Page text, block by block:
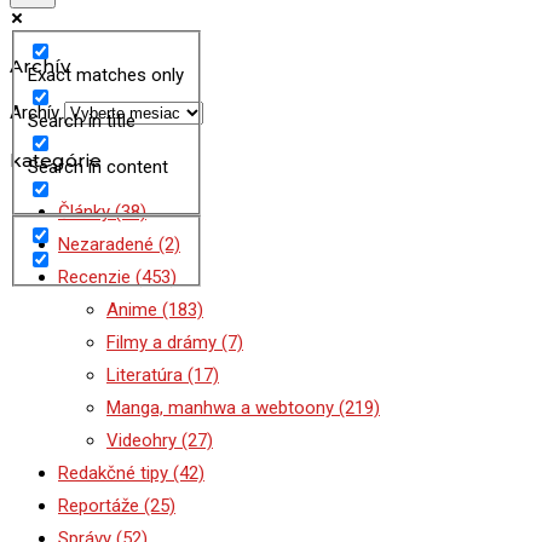
Exact matches only
Search in title
Search in content
Archív
Archív
kategórie
Články(38)
Nezaradené (2)
Recenzie (453)
Anime (183)
Filmy a drámy (7)
Literatúra (17)
Manga, manhwa a webtoony (219)
Videohry (27)
Redakčné tipy (42)
Reportáže (25)